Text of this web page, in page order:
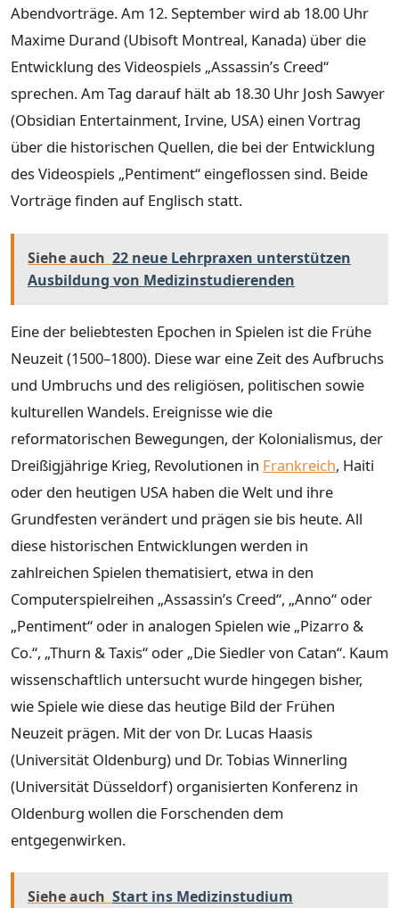
Abendvorträge. Am 12. September wird ab 18.00 Uhr
Maxime Durand (Ubisoft Montreal, Kanada) über die
Entwicklung des Videospiels „Assassin’s Creed“
sprechen. Am Tag darauf hält ab 18.30 Uhr Josh Sawyer
(Obsidian Entertainment, Irvine, USA) einen Vortrag
über die historischen Quellen, die bei der Entwicklung
des Videospiels „Pentiment“ eingeflossen sind. Beide
Vorträge finden auf Englisch statt.
Siehe auch 22 neue Lehrpraxen unterstützen
Ausbildung von Medizinstudierenden
Eine der beliebtesten Epochen in Spielen ist die Frühe
Neuzeit (1500–1800). Diese war eine Zeit des Aufbruchs
und Umbruchs und des religiösen, politischen sowie
kulturellen Wandels. Ereignisse wie die
reformatorischen Bewegungen, der Kolonialismus, der
Dreißigjährige Krieg, Revolutionen in Frankreich, Haiti
oder den heutigen USA haben die Welt und ihre
Grundfesten verändert und prägen sie bis heute. All
diese historischen Entwicklungen werden in
zahlreichen Spielen thematisiert, etwa in den
Computerspielreihen „Assassin’s Creed“, „Anno“ oder
„Pentiment“ oder in analogen Spielen wie „Pizarro &
Co.“, „Thurn & Taxis“ oder „Die Siedler von Catan“. Kaum
wissenschaftlich untersucht wurde hingegen bisher,
wie Spiele wie diese das heutige Bild der Frühen
Neuzeit prägen. Mit der von Dr. Lucas Haasis
(Universität Oldenburg) und Dr. Tobias Winnerling
(Universität Düsseldorf) organisierten Konferenz in
Oldenburg wollen die Forschenden dem
entgegenwirken.
Siehe auch Start ins Medizinstudium